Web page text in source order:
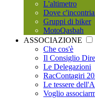
L'altimetro
Dove
Gruppi di biker
MotoQasbah
ASSOCIAZIONE
Che cos'è
Il Consiglio
Le Delegazioni
RacContagiri
Le tessere
Voglio